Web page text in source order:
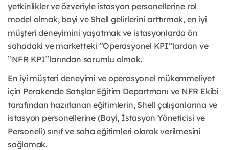
yetkinlikler ve özveriyle istasyon personellerine rol
model olmak, bayi ve Shell gelirlerini arttırmak, en iyi
müşteri deneyimini yaşatmak ve istasyonlarda ön
sahadaki ve marketteki ’’Operasyonel KPI’’lardan ve
’’NFR KPI’’larından sorumlu olmak.
En iyi müşteri deneyimi ve operasyonel mükemmeliyet
için Perakende Satışlar Eğitim Departmanı ve NFR Ekibi
tarafından hazırlanan eğitimlerin, Shell çalışanlarına ve
istasyon personellerine (Bayi, İstasyon Yöneticisi ve
Personeli) sınıf ve saha eğitimleri olarak verilmesini
sağlamak.